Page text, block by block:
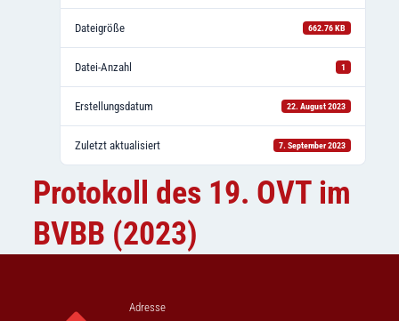
Dateigröße 662.76 KB
Datei-Anzahl 1
Erstellungsdatum 22. August 2023
Zuletzt aktualisiert 7. September 2023
Protokoll des 19. OVT im
BVBB (2023)
Adresse